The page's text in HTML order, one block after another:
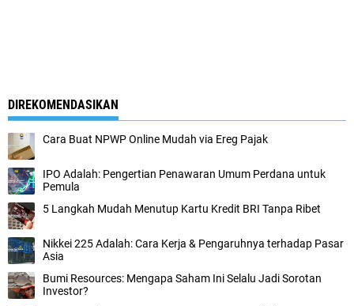
DIREKOMENDASIKAN
Cara Buat NPWP Online Mudah via Ereg Pajak
IPO Adalah: Pengertian Penawaran Umum Perdana untuk
Pemula
5 Langkah Mudah Menutup Kartu Kredit BRI Tanpa Ribet
Nikkei 225 Adalah: Cara Kerja & Pengaruhnya terhadap Pasar
Asia
Bumi Resources: Mengapa Saham Ini Selalu Jadi Sorotan
Investor?